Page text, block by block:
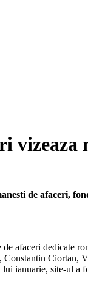
vizeaza
de afaceri,
afaceri dedicate
Constantin Ciortan,
ianuarie, site-ul a